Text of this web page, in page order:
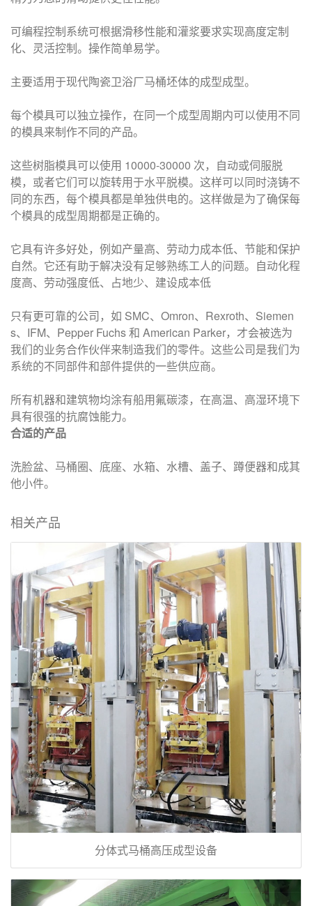
可编程控制系统可根据滑移性能和灌浆要求实现高度定制
化、灵活控制。操作简单易学。
主要适用于现代陶瓷卫浴厂马桶坯体的成型成型。
每个模具可以独立操作，在同一个成型周期内可以使用不同
的模具来制作不同的产品。
这些树脂模具可以使用 10000-30000 次，自动或伺服脱
模，或者它们可以旋转用于水平脱模。这样可以同时浇铸不
同的东西，每个模具都是单独供电的。这样做是为了确保每
个模具的成型周期都是正确的。
它具有许多好处，例如产量高、劳动力成本低、节能和保护
自然。它还有助于解决没有足够熟练工人的问题。自动化程
度高、劳动强度低、占地少、建设成本低
只有更可靠的公司，如 SMC、Omron、Rexroth、Siemen
s、IFM、Pepper Fuchs 和 American Parker，才会被选为
我们的业务合作伙伴来制造我们的零件。这些公司是我们为
系统的不同部件和部件提供的一些供应商。
所有机器和建筑物均涂有船用氟碳漆，在高温、高湿环境下
具有很强的抗腐蚀能力。
合适的产品
洗脸盆、马桶圈、底座、水箱、水槽、盖子、蹲便器和成其
他小件。
相关产品
分体式马桶高压成型设备